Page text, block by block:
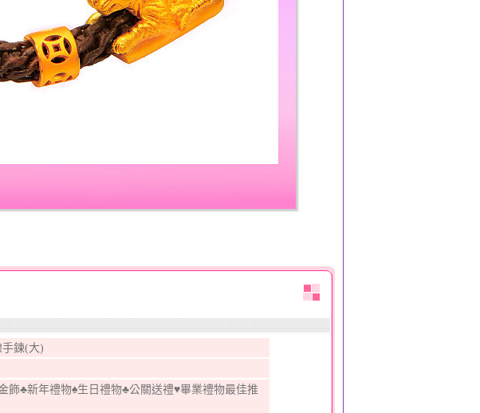
鍊(大)
飾♣新年禮物♠生日禮物♣公關送禮♥畢業禮物最佳推